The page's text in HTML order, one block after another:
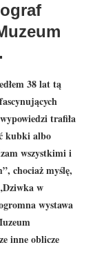
38 lat tą
trafiła
kubki albo
wszystkimi i
chociaż myślę,
w
wystawa
inne oblicze